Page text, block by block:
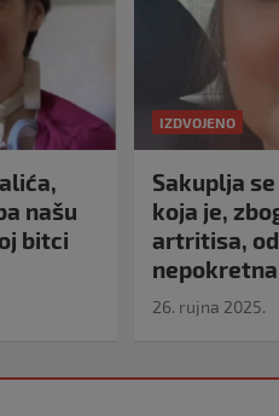
našu
bitci
IZDVOJENO
Sakuplja
koja je,
artritisa,
nepokretna
26. rujna 2025.